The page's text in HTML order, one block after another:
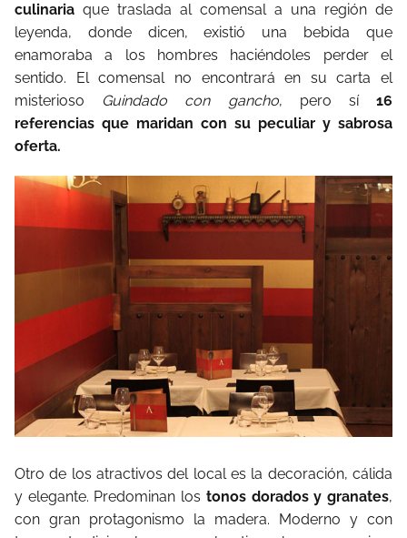
culinaria que traslada al comensal a una región de
leyenda, donde dicen, existió una bebida que
enamoraba a los hombres haciéndoles perder el
sentido. El comensal no encontrará en su carta el
misterioso Guindado con gancho, pero sí16
referencias que maridan con su peculiar y sabrosa
oferta.
Otro de los atractivos del local es la decoración, cálida
y elegante. Predominan los tonos dorados y granates,
con gran protagonismo la madera. Moderno y con